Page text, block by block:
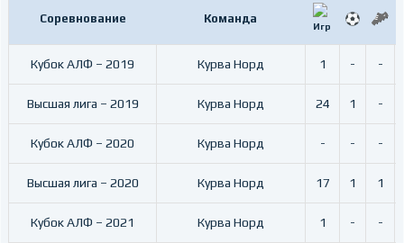
Соревнование Команда
Кубок АЛФ – 2019 Курва Норд 1 - -
Высшая лига – 2019 Курва Норд 24 1 -
Кубок АЛФ – 2020 Курва Норд - - -
Высшая лига – 2020 Курва Норд 17 1 1
Кубок АЛФ – 2021 Курва Норд 1 - -